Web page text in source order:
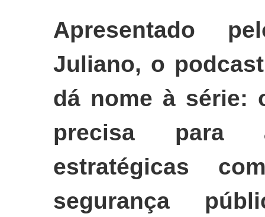
Apresentado
Juliano, o
dá nome à
precisa para
estratégicas
segurança